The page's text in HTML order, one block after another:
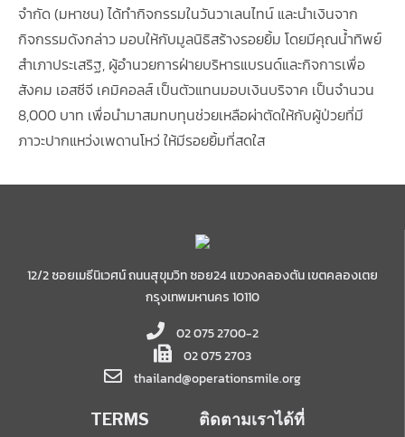
จำกัด (มหาชน) ได้ทำกิจกรรมในวันวาเลนไทน์ และนำเงินจาก
กิจกรรมดังกล่าว มอบให้กับมูลนิธิสร้างรอยยิ้ม โดยมีคุณน้ำทิพย์
สำเภาประเสริฐ, ผู้อำนวยการฝ่ายบริหารแบรนด์และกิจการเพื่อ
สังคม เอสซีจี เคมิคอลส์ เป็นตัวแทนมอบเงินบริจาค เป็นจำนวน
8,000 บาท เพื่อนำมาสมทบทุนช่วยเหลือผ่าตัดให้กับผู้ป่วยที่มี
ภาวะปากแหว่งเพดานโหว่ ให้มีรอยยิ้มที่สดใส
12/2 ซอยเมธีนิเวศน์ ถนนสุขุมวิท ซอย24 แขวงคลองตัน เขตคลองเตย
กรุงเทพมหานคร 10110
02 075 2700-2
02 075 2703
thailand@operationsmile.org
TERMS ติดตามเราได้ที่